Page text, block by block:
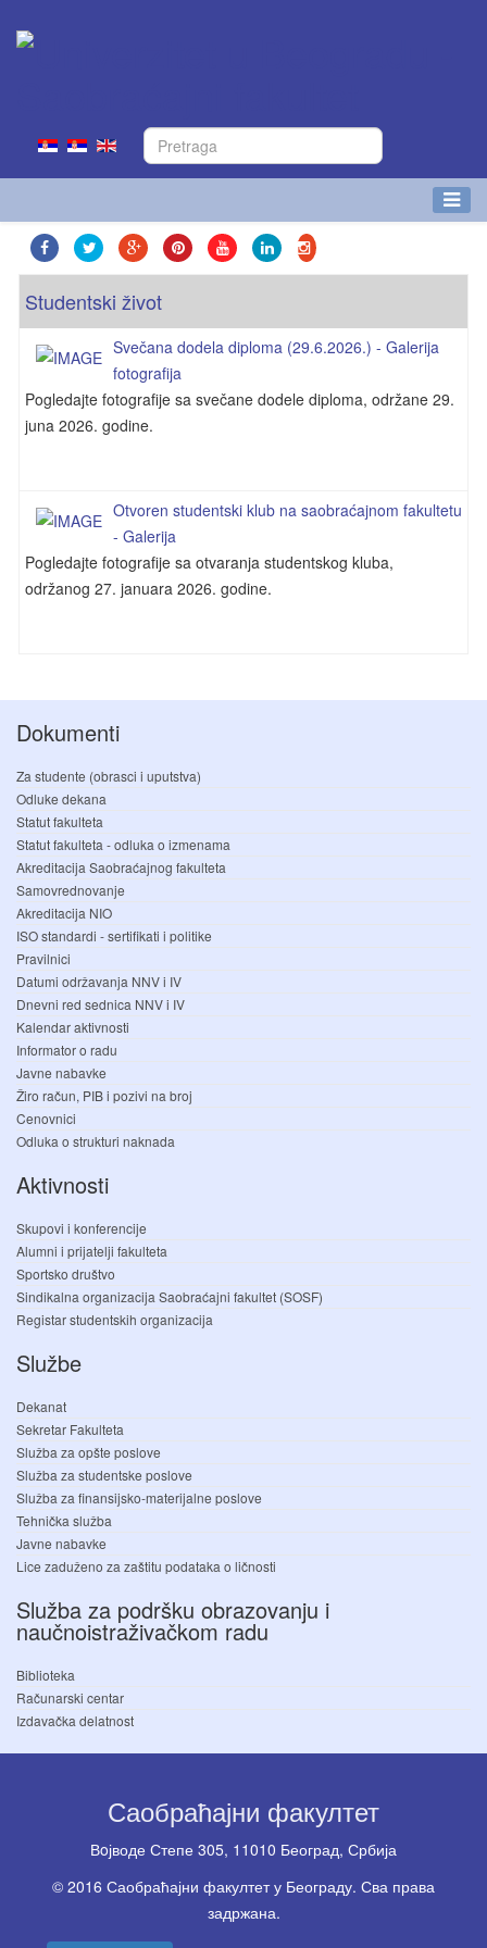
Studentski život
Svečana dodela diploma (29.6.2026.) - Galerija
fotografija
Pogledajte fotografije sa svečane dodele diploma, održane 29.
juna 2026. godine.
Otvoren studentski klub na saobraćajnom fakultetu
- Galerija
Pogledajte fotografije sa otvaranja studentskog kluba,
održanog 27. januara 2026. godine.
Dokumenti
Za studente (obrasci i uputstva)
Odluke dekana
Statut fakulteta
Statut fakulteta - odluka o izmenama
Akreditacija Saobraćajnog fakulteta
Samovrednovanje
Akreditacija NIO
ISO standardi - sertifikati i politike
Pravilnici
Datumi održavanja NNV i IV
Dnevni red sednica NNV i IV
Kalendar aktivnosti
Informator o radu
Javne nabavke
Žiro račun, PIB i pozivi na broj
Cenovnici
Odluka o strukturi naknada
Aktivnosti
Skupovi i konferencije
Alumni i prijatelji fakulteta
Sportsko društvo
Sindikalna organizacija Saobraćajni fakultet (SOSF)
Registar studentskih organizacija
Službe
Dekanat
Sekretar Fakulteta
Služba za opšte poslove
Služba za studentske poslove
Služba za finansijsko-materijalne poslove
Tehnička služba
Javne nabavke
Lice zaduženo za zaštitu podataka o ličnosti
Služba za podršku obrazovanju i
naučnoistraživačkom radu
Biblioteka
Računarski centar
Izdavačka delatnost
Саобраћајни факултет
Вoјводе Степе 305, 11010 Београд, Србија
© 2016 Саобраћајни факултет у Београду. Сва права
задржана.